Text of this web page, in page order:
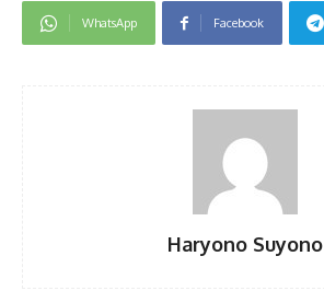
WhatsApp Facebook
Haryono Suyono